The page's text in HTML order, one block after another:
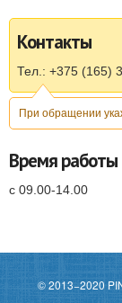
Контакты
Тел.: +375 (165)
При обращении
Время работы
с 09.00-14.00
© 2013−2020